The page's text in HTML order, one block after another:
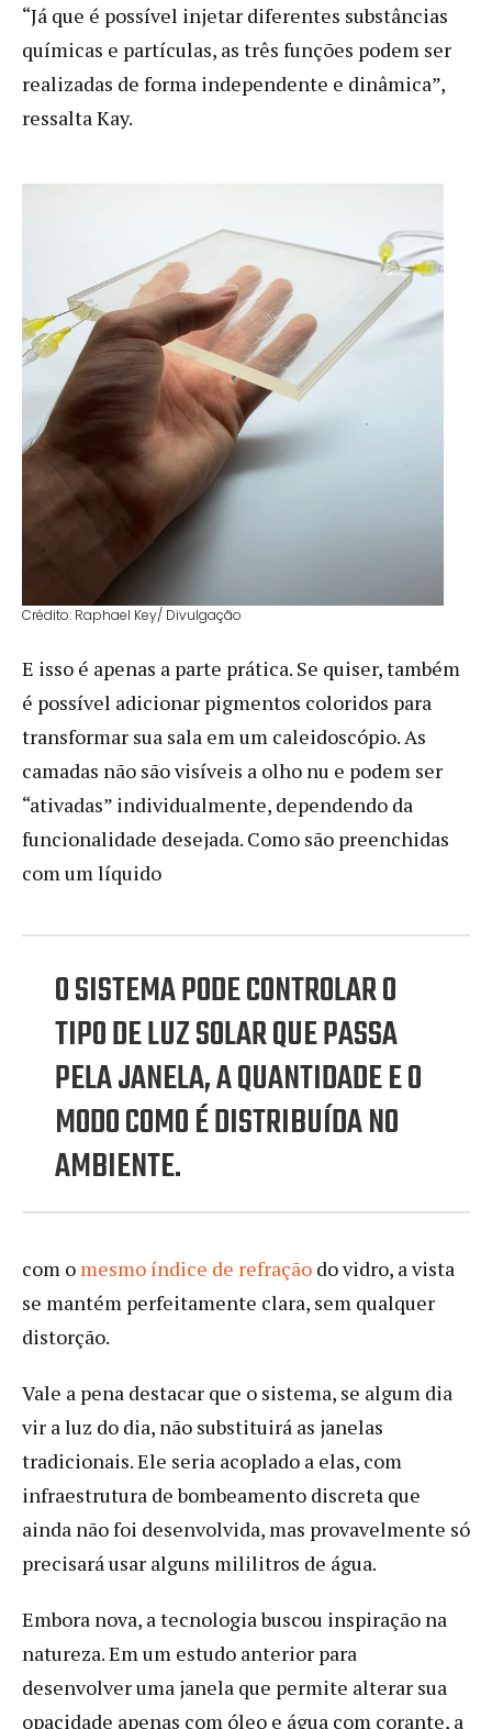
“Já que é possível injetar diferentes substâncias
químicas e partículas, as três funções podem ser
realizadas de forma independente e dinâmica”,
ressalta Kay.
Crédito: Raphael Key/ Divulgação
E isso é apenas a parte prática. Se quiser, também
é possível adicionar pigmentos coloridos para
transformar sua sala em um caleidoscópio. As
camadas não são visíveis a olho nu e podem ser
“ativadas” individualmente, dependendo da
funcionalidade desejada. Como são preenchidas
com um líquido
O SISTEMA PODE CONTROLAR O
TIPO DE LUZ SOLAR QUE PASSA
PELA JANELA, A QUANTIDADE E O
MODO COMO É DISTRIBUÍDA NO
AMBIENTE.
com o mesmo índice de refração do vidro, a vista
se mantém perfeitamente clara, sem qualquer
distorção.
Vale a pena destacar que o sistema, se algum dia
vir a luz do dia, não substituirá as janelas
tradicionais. Ele seria acoplado a elas, com
infraestrutura de bombeamento discreta que
ainda não foi desenvolvida, mas provavelmente só
precisará usar alguns mililitros de água.
Embora nova, a tecnologia buscou inspiração na
natureza. Em um estudo anterior para
desenvolver uma janela que permite alterar sua
opacidade apenas com óleo e água com corante, a